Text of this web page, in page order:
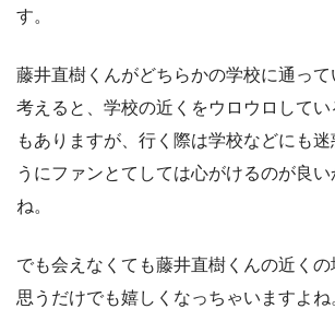
す。
藤井直樹くんがどちらかの学校に通っ
考えると、学校の近くをウロウロして
もありますが、行く際は学校などにも
うにファンとてしては心がけるのが良
ね。
でも会えなくても藤井直樹くんの近くの
思うだけでも嬉しくなっちゃいますよね